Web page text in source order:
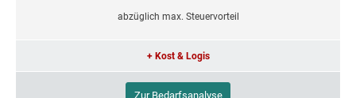
abzüglich max. Steuervorteil
+ Kost & Logis
Zur Bedarfsanalyse